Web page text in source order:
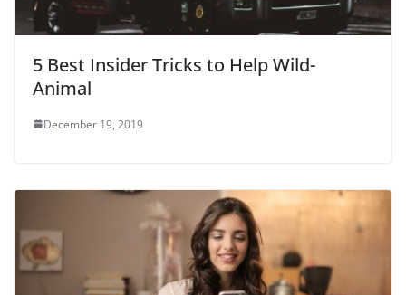
5 Best Insider Tricks to Help Wild-
Animal
December 19, 2019